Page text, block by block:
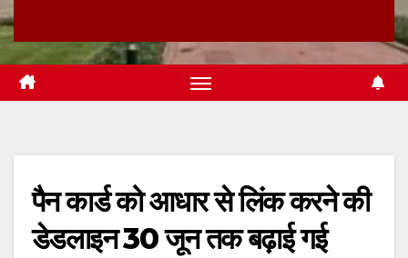
पैन कार्ड को आधार से लिंक करने की
डेडलाइन 30 जून तक बढ़ाई गई